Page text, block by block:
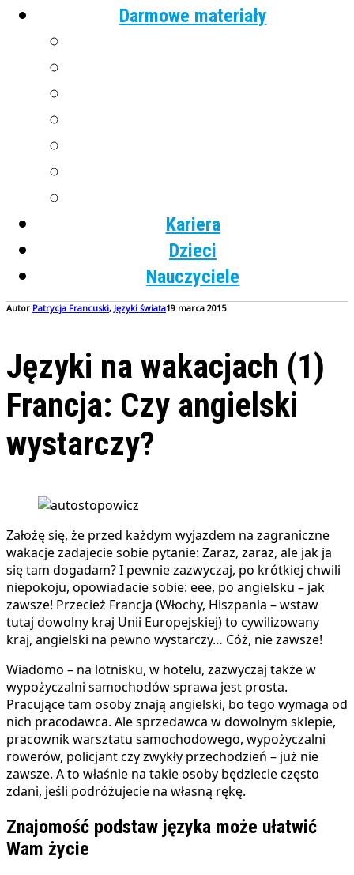
Darmowe materiały
Kariera
Dzieci
Nauczyciele
Autor Patrycja Francuski, Języki świata19 marca 2015
Języki na wakacjach (1)
Francja: Czy angielski
wystarczy?
Założę się, że przed każdym wyjazdem na zagraniczne
wakacje zadajecie sobie pytanie: Zaraz, zaraz, ale jak ja
się tam dogadam? I pewnie zazwyczaj, po krótkiej chwili
niepokoju, opowiadacie sobie: eee, po angielsku – jak
zawsze! Przecież Francja (Włochy, Hiszpania – wstaw
tutaj dowolny kraj Unii Europejskiej) to cywilizowany
kraj, angielski na pewno wystarczy… Cóż, nie zawsze!
Wiadomo – na lotnisku, w hotelu, zazwyczaj także w
wypożyczalni samochodów sprawa jest prosta.
Pracujące tam osoby znają angielski, bo tego wymaga od
nich pracodawca. Ale sprzedawca w dowolnym sklepie,
pracownik warsztatu samochodowego, wypożyczalni
rowerów, policjant czy zwykły przechodzień – już nie
zawsze. A to właśnie na takie osoby będziecie często
zdani, jeśli podróżujecie na własną rękę.
Znajomość podstaw języka może ułatwić
Wam życie